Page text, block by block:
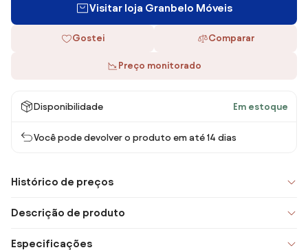
Visitar loja Granbelo Móveis
Gostei Comparar
Preço monitorado
Disponibilidade Em estoque
Você pode devolver o produto em até 14 dias
Histórico de preços
Descrição de produto
Especificações